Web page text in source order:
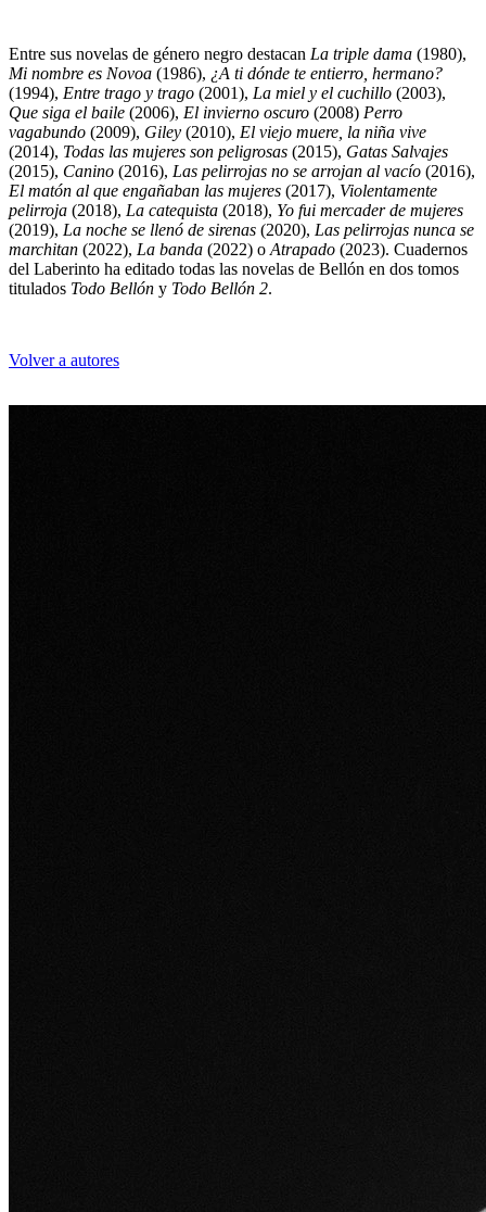
Julián Ibáñez
Entre sus novelas de género negro destacan La triple dama (1980),
Mi nombre es Novoa (1986), ¿A ti dónde te entierro, hermano?
(1994), Entre trago y trago (2001), La miel y el cuchillo (2003),
Que siga el baile (2006), El invierno oscuro (2008) Perro
vagabundo (2009), Giley (2010), El viejo muere, la niña vive
(2014), Todas las mujeres son peligrosas (2015), Gatas Salvajes
(2015), Canino (2016), Las pelirrojas no se arrojan al vacío (2016),
El matón al que engañaban las mujeres (2017), Violentamente
pelirroja (2018), La catequista (2018), Yo fui mercader de mujeres
(2019), La noche se llenó de sirenas (2020), Las pelirrojas nunca se
marchitan (2022), La banda (2022) o Atrapado (2023). Cuadernos
del Laberinto ha editado todas las novelas de Bellón en dos tomos
titulados Todo Bellón y Todo Bellón 2.
Volver a autores